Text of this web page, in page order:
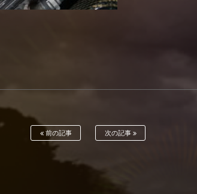
前の記事 次の記事